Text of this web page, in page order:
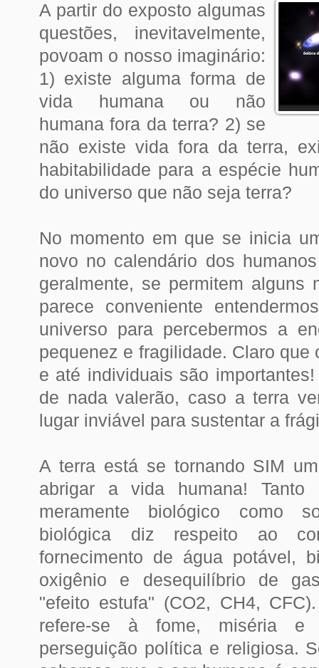
A partir do exposto algumas
questões, inevitavelmente,
povoam o nosso imaginário:
1) existe alguma forma de
vida humana ou não
humana fora da terra? 2) se
não existe vida fora da terra,
habitabilidade para a espécie
do universo que não seja terra?
No momento em que se inicia
novo no calendário dos
geralmente, se permitem alguns
parece conveniente
universo para percebermos a
pequenez e fragilidade. Claro que
e até individuais são
de nada valerão, caso a terra
lugar inviável para sustentar a
A terra está se tornando SIM
abrigar a vida humana!
meramente biológico como
biológica diz respeito ao
fornecimento de água potável,
oxigênio e desequilíbrio de
"efeito estufa" (CO2, CH4,
refere-se à fome, miséria
perseguição política e religiosa.